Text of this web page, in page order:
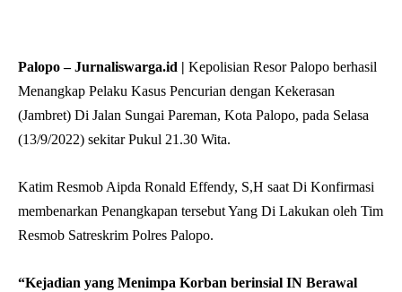
Palopo – Jurnaliswarga.id | Kepolisian Resor Palopo berhasil
Menangkap Pelaku Kasus Pencurian dengan Kekerasan
(Jambret) Di Jalan Sungai Pareman, Kota Palopo, pada Selasa
(13/9/2022) sekitar Pukul 21.30 Wita.
Katim Resmob Aipda Ronald Effendy, S,H saat Di Konfirmasi
membenarkan Penangkapan tersebut Yang Di Lakukan oleh Tim
Resmob Satreskrim Polres Palopo.
“Kejadian yang Menimpa Korban berinsial IN Berawal